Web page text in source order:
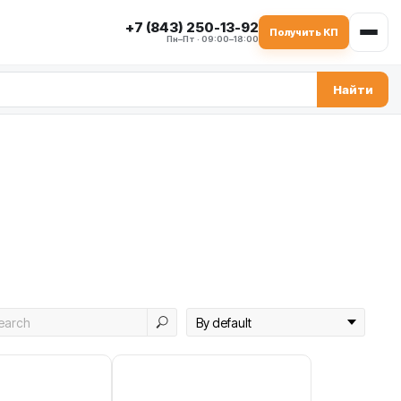
+7 (843) 250-13-92
Пн–Пт · 09:00–18:00
Получить КП
Найти